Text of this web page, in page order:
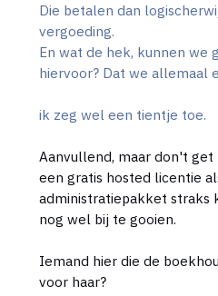
Die betalen dan
vergoeding.
En wat de hek, kunnen we
hiervoor? Dat we allemaal
ik zeg wel een tientje toe.
Aanvullend, maar don't get
een gratis hosted licentie
administratiepakket straks
nog wel bij te gooien.
Iemand hier die de
voor haar?